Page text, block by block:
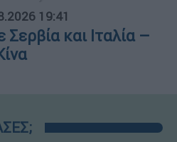
19:41
και Ιταλία –